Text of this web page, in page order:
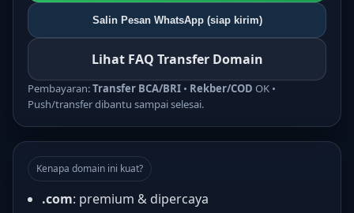
Salin Pesan WhatsApp (siap kirim)
Lihat FAQ Transfer Domain
Pembayaran:Transfer BCA/BRI • Rekber/COD OK •
Push/transfer dibantu sampai selesai.
Kenapa domain ini kuat?
.com: premium & dipercaya